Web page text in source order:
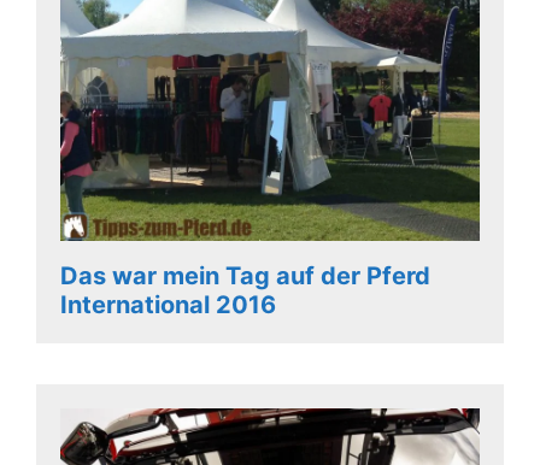
Das war mein Tag auf der Pferd
International 2016